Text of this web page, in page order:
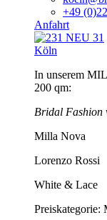
+49
Anfahrt
Köln
In unserem
200 qm:
Bridal Fashion
Milla Nova
Lorenzo Rossi
White & Lace
Preiskategorie: